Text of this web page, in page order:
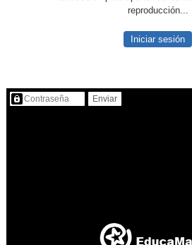
reproducción...
Iniciar sesión
Contenido protegido…